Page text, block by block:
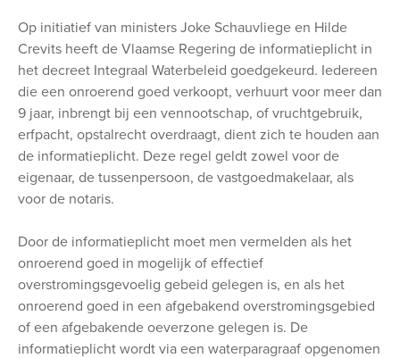
Op initiatief van ministers Joke Schauvliege en Hilde
Crevits heeft de Vlaamse Regering de informatieplicht in
het decreet Integraal Waterbeleid goedgekeurd. Iedereen
die een onroerend goed verkoopt, verhuurt voor meer dan
9 jaar, inbrengt bij een vennootschap, of vruchtgebruik,
erfpacht, opstalrecht overdraagt, dient zich te houden aan
de informatieplicht. Deze regel geldt zowel voor de
eigenaar, de tussenpersoon, de vastgoedmakelaar, als
voor de notaris.
Door de informatieplicht moet men vermelden als het
onroerend goed in mogelijk of effectief
overstromingsgevoelig gebeid gelegen is, en als het
onroerend goed in een afgebakend overstromingsgebied
of een afgebakende oeverzone gelegen is. De
informatieplicht wordt via een waterparagraaf opgenomen